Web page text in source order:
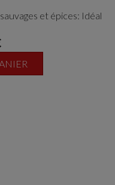
et épices: Idéal